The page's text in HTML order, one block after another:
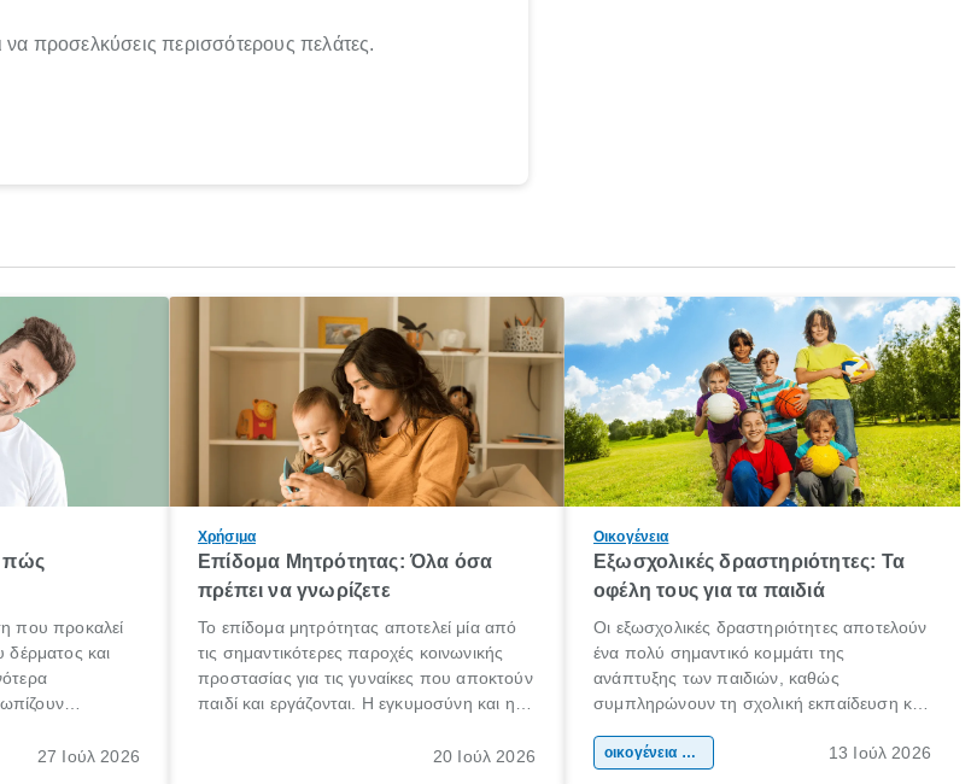
προσελκύσεις περισσότερους πελάτες.
πώς
που προκαλεί
δέρματος και
τι είναι»,
27 Ιούλ 2026
Χρήσιμα
Επίδομα Μητρότητας: Όλα όσα
πρέπει να γνωρίζετε
Το επίδομα μητρότητας αποτελεί μία από
τις σημαντικότερες παροχές κοινωνικής
προστασίας για τις γυναίκες που αποκτούν
παιδί και εργάζονται. Η εγκυμοσύνη και η
σημαντική περίοδος στη ζωή κάθε20 Ιούλ 2026
Οικογένεια
Εξωσχολικές δραστηριότητες: Τα
οφέλη τους για τα παιδιά
Οι εξωσχολικές δραστηριότητες αποτελούν
ένα πολύ σημαντικό κομμάτι της
ανάπτυξης των παιδιών, καθώς
συμπληρώνουν τη σχολική εκπαίδευση και
της προσωπικότητας, της κοινωνικότητας
οικογένεια & παιδί 13 Ιούλ 2026